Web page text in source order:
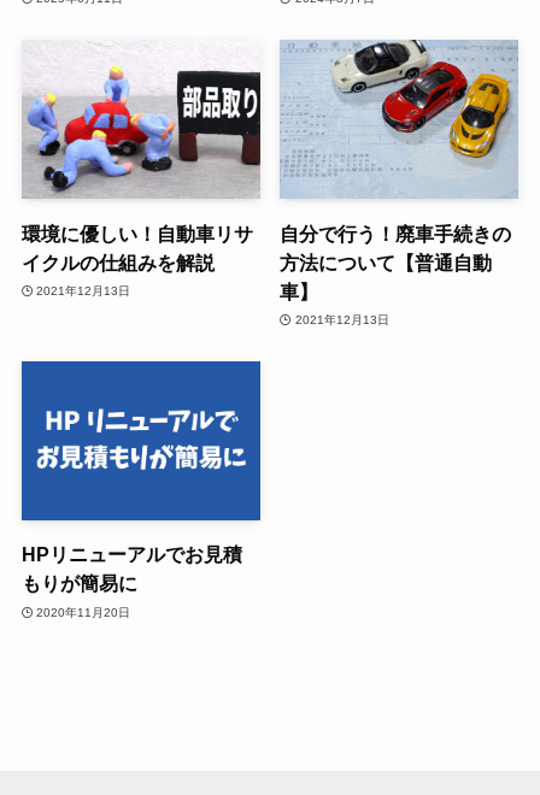
環境に優しい！自動車リサ
イクルの仕組みを解説
2021年12月13日
自分で行う！廃車手続きの
方法について【普通自動
車】
2021年12月13日
HPリニューアルでお見積
もりが簡易に
2020年11月20日